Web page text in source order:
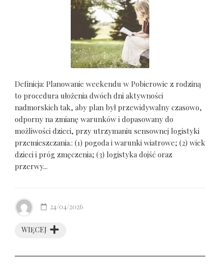
Definicja: Planowanie weekendu w Pobierowie z rodziną
to procedura ułożenia dwóch dni aktywności
nadmorskich tak, aby plan był przewidywalny czasowo,
odporny na zmianę warunków i dopasowany do
możliwości dzieci, przy utrzymaniu sensownej logistyki
przemieszczania.: (1) pogoda i warunki wiatrowe; (2) wiek
dzieci i próg zmęczenia; (3) logistyka dojść oraz
przerwy...
WIĘCEJ
24/04/2026